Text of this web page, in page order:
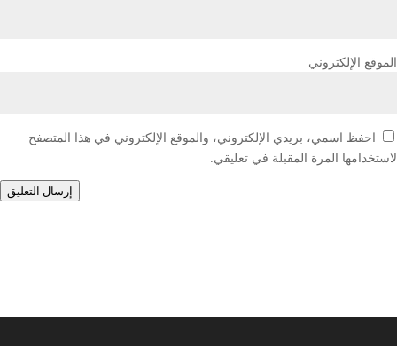
الموقع الإلكتروني
احفظ اسمي، بريدي الإلكتروني، والموقع الإلكتروني في هذا المتصفح
لاستخدامها المرة المقبلة في تعليقي.
إرسال التعليق